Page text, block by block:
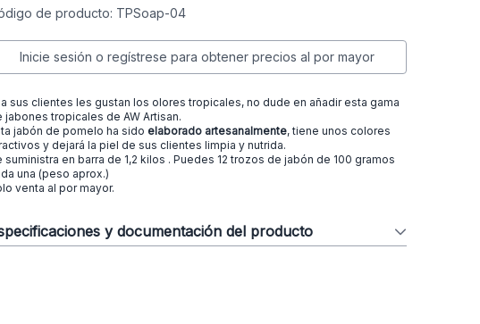
de producto: TPSoap-04
Inicie sesión o regístrese para obtener precios al por mayor
a sus clientes les gustan los olores tropicales, no dude en añadir esta gama
jabones tropicales de AW Artisan.
jabón de pomelo ha sido elaborado artesanalmente, tiene unos colores
y dejará la piel de sus clientes limpia y nutrida.
suministra en barra de 1,2 kilos . Puedes 12 trozos de jabón de 100 gramos
una (peso aprox.)
venta al por mayor.
y documentación del producto